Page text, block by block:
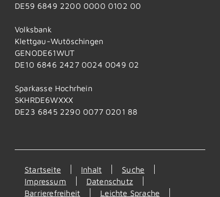
DE59 6849 2200 0000 0102 00
Volksbank
Klettgau-Wutöschingen
GENODE61WUT
DE10 6846 2427 0024 0049 02
Sparkasse Hochrhein
SKHRDE6WXXX
DE23 6845 2290 0077 0201 88
Startseite Inhalt
Suche
Impressum
Datenschutz
Barrierefreiheit
Leichte Sprache